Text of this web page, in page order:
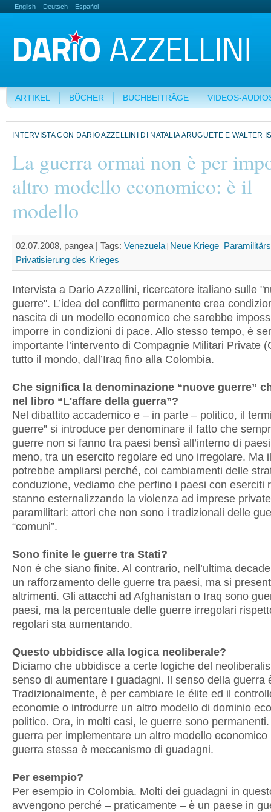
English Deutsch Español
ARTIKEL BÜCHER BUCHBEITRÄGE VIDEOS-
INTERVISTA CON DARIO AZZELLINI DI NATALIA ARUGUETE E WALTER
La guerra ormai non è per
altro modello economico: è il
modello
02.07.2008, pangea | Tags: Venezuela Neue Kriege Paramilitärs
Privatisierung des Krieges
Intervista a Dario Azzellini, ricercatore italiano sulle
guerre". L’idea del conflitto permanente crea
nascita di un modello economico che sarebbe
imporre in condizioni di pace. Allo stesso tempo, è
importante l’intervento di Compagnie Militari Private
tutto il mondo, dall’Iraq fino alla Colombia.
Che significa la denominazione “nuove guerre”
nel libro “L'affare della guerra”?
Nel dibattito accademico e – in parte – politico, il
guerre” si introduce per denominare il fatto che
guerre non si fanno tra paesi bensì all’interno di
meno, tra un esercito regolare ed uno irregolare. Ma
potrebbe ampliarsi perché, coi cambiamenti delle
conduzione, vediamo che perfino i paesi con eserciti
stanno esternalizzando la violenza ad imprese
paramilitari: attori che non sono i tradizionali delle
“comuni”.
Sono finite le guerre tra Stati?
Non è che siano finite. Al contrario, nell’ultima
un rafforzamento delle guerre tra paesi, ma si
altrimenti. Gli attacchi ad Afghanistan o Iraq sono
paesi, ma la percentuale delle guerre irregolari
regolari sta aumentando.
Questo ubbidisce alla logica neoliberale?
Diciamo che ubbidisce a certe logiche del
senso di aumentare i guadagni. Il senso della guerra
Tradizionalmente, è per cambiare le élite ed il
economie o introdurre un altro modello di dominio
politico. Ora, in molti casi, le guerre sono
guerra per implementare un altro modello economico
guerra stessa è meccanismo di guadagni.
Per esempio?
Per esempio in Colombia. Molti dei guadagni in
avvengono perché – praticamente – è un paese in